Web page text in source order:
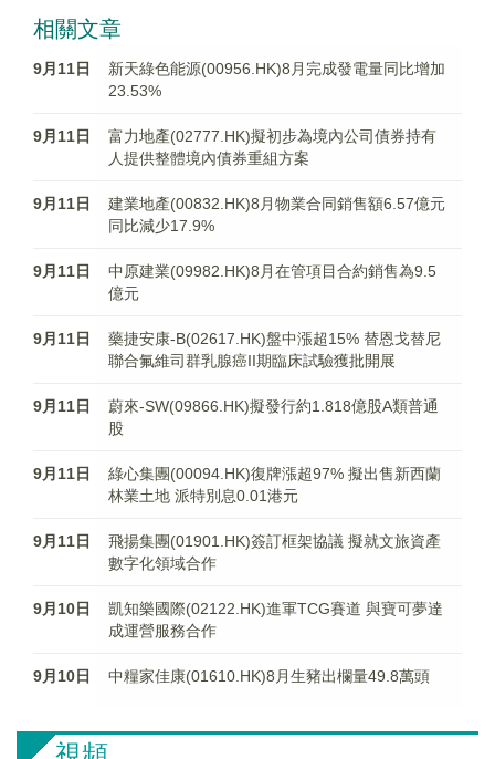
相關文章
9月11日
新天綠色能源(00956.HK)8月完成發電量同比增加
23.53%
9月11日
富力地產(02777.HK)擬初步為境內公司債券持有
人提供整體境內債券重組方案
9月11日
建業地產(00832.HK)8月物業合同銷售額6.57億元
同比減少17.9%
9月11日
中原建業(09982.HK)8月在管項目合約銷售為9.5
億元
9月11日
藥捷安康-B(02617.HK)盤中漲超15% 替恩戈替尼
聯合氟維司群乳腺癌II期臨床試驗獲批開展
9月11日
蔚來-SW(09866.HK)擬發行約1.818億股A類普通
股
9月11日
綠心集團(00094.HK)復牌漲超97% 擬出售新西蘭
林業土地 派特別息0.01港元
9月11日
飛揚集團(01901.HK)簽訂框架協議 擬就文旅資產
數字化領域合作
9月10日
凱知樂國際(02122.HK)進軍TCG賽道 與寶可夢達
成運營服務合作
9月10日 中糧家佳康(01610.HK)8月生豬出欄量49.8萬頭